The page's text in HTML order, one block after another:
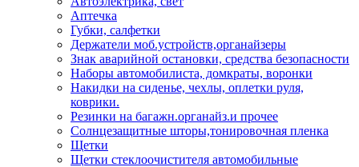
Аптечка
Губки, салфетки
Держатели моб.устройств,органайзеры
Знак аварийной остановки, средства безопасности
Наборы автомобилиста, домкраты, воронки
Накидки на сиденье, чехлы, оплетки руля,
коврики.
Резинки на багажн.органайз.и прочее
Солнцезащитные шторы,тонировочная пленка
Щетки
Щетки стеклоочистителя автомобильные